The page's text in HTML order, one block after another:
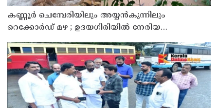
കണ്ണൂർ ചെമ്പേരിയിലും അയ്യൻകുന്നിലും
റെക്കോർഡ് മഴ ; ഉദയഗിരിയിൽ നേരിയ
ഉരുൾപൊട്ടൽ; 13 പേരെ ക്യാമ്പിലേക്ക് മാറ്റി